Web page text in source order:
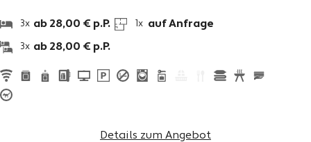
3x ab 28,00 € p.P.
3x ab 28,00 € p.P.
1x auf Anfrage
Details zum Angebot